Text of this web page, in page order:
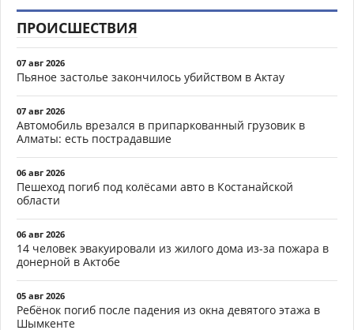
ПРОИСШЕСТВИЯ
07 авг 2026
Пьяное застолье закончилось убийством в Актау
07 авг 2026
Автомобиль врезался в припаркованный грузовик в
Алматы: есть пострадавшие
06 авг 2026
Пешеход погиб под колёсами авто в Костанайской
области
06 авг 2026
14 человек эвакуировали из жилого дома из-за пожара в
донерной в Актобе
05 авг 2026
Ребёнок погиб после падения из окна девятого этажа в
Шымкенте